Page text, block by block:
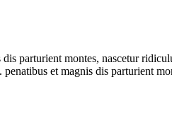
parturient montes, nascetur
et magnis dis parturient